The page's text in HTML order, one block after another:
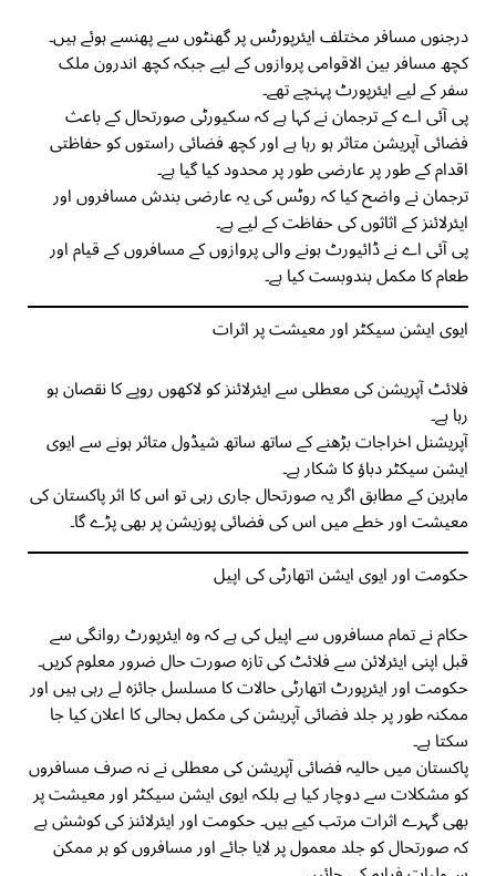
درجنوں مسافر مختلف ایئرپورٹس پر گھنٹوں سے پھنسے ہوئے ہیں۔
کچھ مسافر بین الاقوامی پروازوں کے لیے جبکہ کچھ اندرون ملک
سفر کے لیے ایئرپورٹ پہنچے تھے۔
پی آئی اے کے ترجمان نے کہا ہے کہ سکیورٹی صورتحال کے باعث
فضائی آپریشن متاثر ہو رہا ہے اور کچھ فضائی راستوں کو حفاظتی
اقدام کے طور پر عارضی طور پر محدود کیا گیا ہے۔
ترجمان نے واضح کیا کہ روٹس کی یہ عارضی بندش مسافروں اور
ایئرلائنز کے اثاثوں کی حفاظت کے لیے ہے۔
پی آئی اے نے ڈائیورٹ ہونے والی پروازوں کے مسافروں کے قیام اور
طعام کا مکمل بندوبست کیا ہے۔
ایوی ایشن سیکٹر اور معیشت پر اثرات
فلائٹ آپریشن کی معطلی سے ایئرلائنز کو لاکھوں روپے کا نقصان ہو
رہا ہے۔
آپریشنل اخراجات بڑھنے کے ساتھ ساتھ شیڈول متاثر ہونے سے ایوی
ایشن سیکٹر دباؤ کا شکار ہے۔
ماہرین کے مطابق اگر یہ صورتحال جاری رہی تو اس کا اثر پاکستان کی
معیشت اور خطے میں اس کی فضائی پوزیشن پر بھی پڑے گا۔
حکومت اور ایوی ایشن اتھارٹی کی اپیل
حکام نے تمام مسافروں سے اپیل کی ہے کہ وہ ایئرپورٹ روانگی سے
قبل اپنی ایئرلائن سے فلائٹ کی تازہ صورت حال ضرور معلوم کریں۔
حکومت اور ایئرپورٹ اتھارٹی حالات کا مسلسل جائزہ لے رہی ہیں اور
ممکنہ طور پر جلد فضائی آپریشن کی مکمل بحالی کا اعلان کیا جا
سکتا ہے۔
پاکستان میں حالیہ فضائی آپریشن کی معطلی نے نہ صرف مسافروں
کو مشکلات سے دوچار کیا ہے بلکہ ایوی ایشن سیکٹر اور معیشت پر
بھی گہرے اثرات مرتب کیے ہیں۔ حکومت اور ایئرلائنز کی کوشش ہے
کہ صورتحال کو جلد معمول پر لایا جائے اور مسافروں کو ہر ممکن